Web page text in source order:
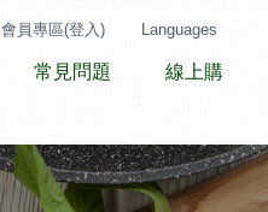
常見問題 線上購
會員專區(登入) Languages